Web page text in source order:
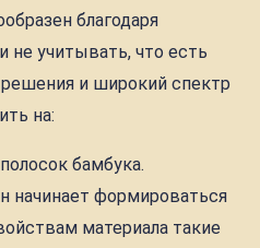
благодаря
не учитывать, что есть
и широкий спектр
на:
бамбука.
начинает формироваться
материала такие